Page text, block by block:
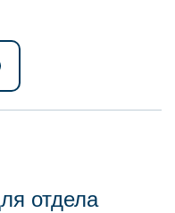
отдела